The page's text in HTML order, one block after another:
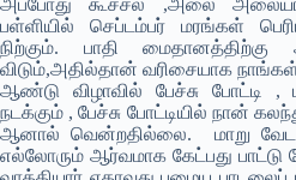
அப்போது கூச்சல் ,அலை
பள்ளியில் செப்டம்பர் மரங்கள்
நிற்கும். பாதி
விடும்,அதில்தான் வரிசையாக
ஆண்டு விழாவில் பேச்சு போட்டி ,
நடக்கும் , பேச்சு போட்டியில் நான்
ஆனால் வென்றதில்லை. மாறு வேட
எல்லோரும் ஆர்வமாக கேட்பது பாட்டு